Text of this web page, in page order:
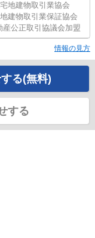
地建物取引業協会
建物取引業保証協会
産公正取引協議会加盟
情報の見方
る(無料)
する